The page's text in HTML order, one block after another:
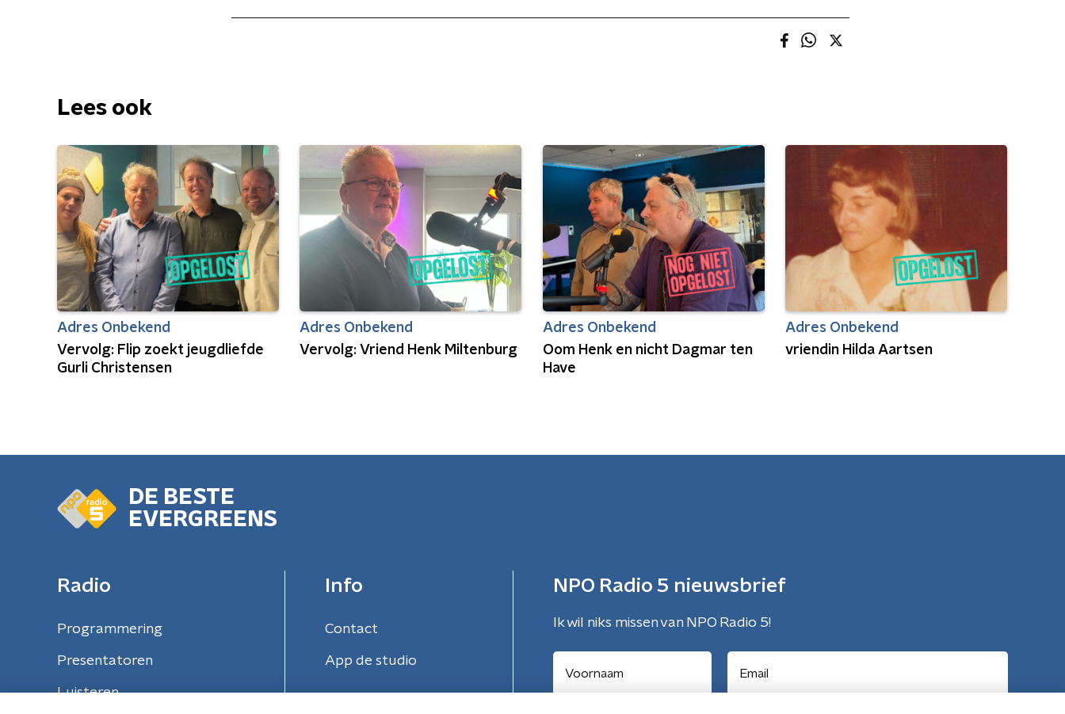
Lees ook
Adres Onbekend
Vervolg: Flip zoekt jeugdliefde
Gurli Christensen
Adres Onbekend
Vervolg: Vriend Henk Miltenburg
Adres Onbekend
Oom Henk en nicht Dagmar ten
Have
Adres Onbekend
vriendin Hilda Aartsen
DE BESTE
EVERGREENS
Radio
Programmering
Presentatoren
Luisteren
Info
Contact
App de studio
NPO Radio 5 nieuwsbrief
Ik wil niks missen van NPO Radio 5!